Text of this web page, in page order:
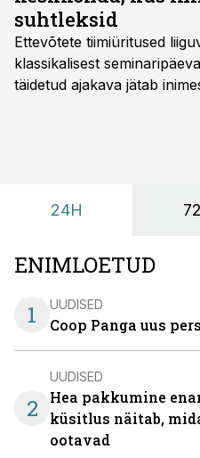
suhtleksid
Ettevõtete tiimiüritused
klassikalisest
täidetud ajakava jätab
24H
ENIMLOETUD
1
UUDISED
Coop Panga uus
2
UUDISED
Hea pakkumine
küsitlus näitab,
ootavad